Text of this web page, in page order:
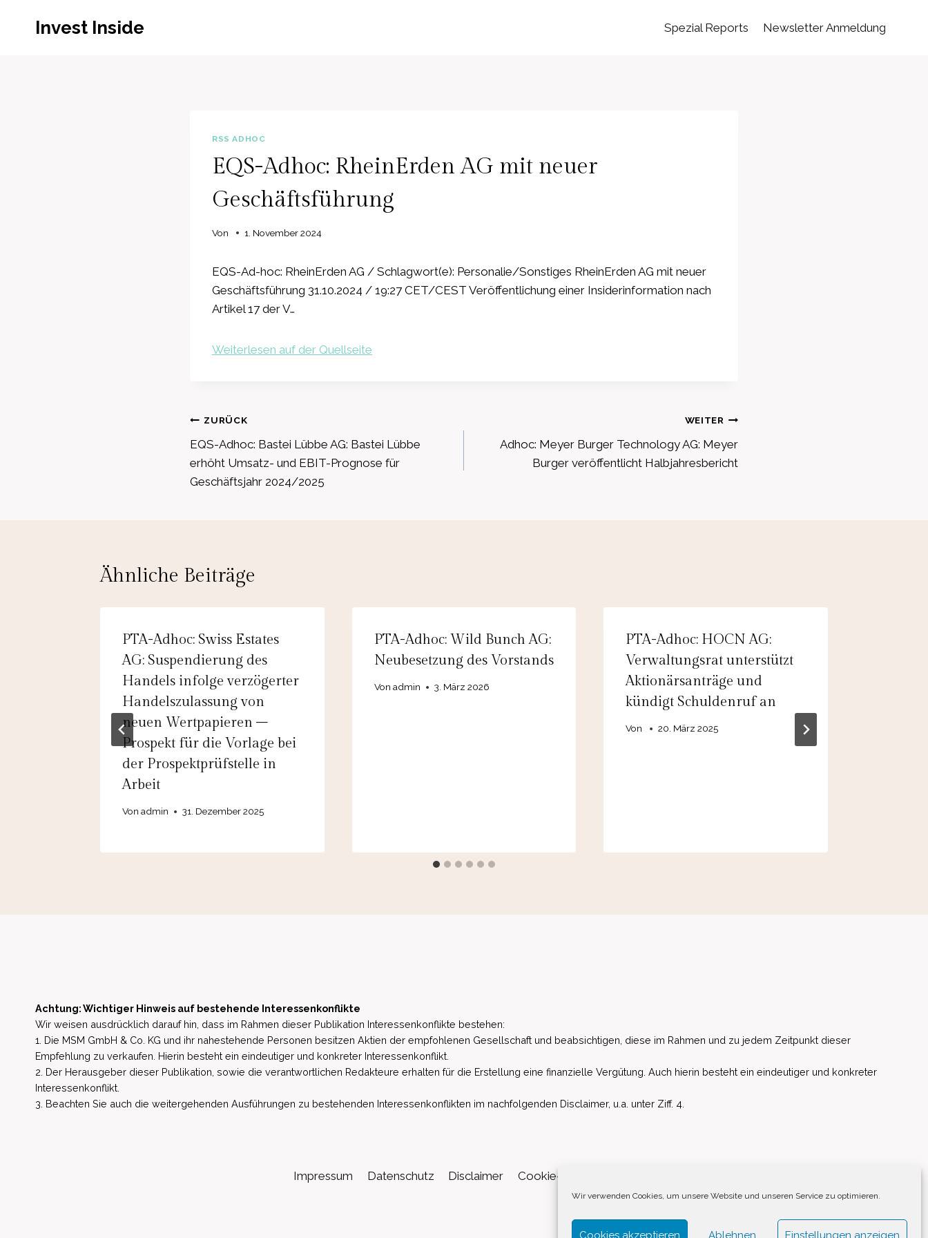
Wir verwenden Cookies, um unsere Website und unseren Service zu optimieren.
Cookies akzeptieren Ablehnen Einstellungen anzeigen
Invest Inside Spezial Reports Newsletter Anmeldung
RSS ADHOC
EQS-Adhoc: RheinErden AG mit neuer
Geschäftsführung
Von 1. November 2024
EQS-Ad-hoc: RheinErden AG / Schlagwort(e): Personalie/Sonstiges RheinErden AG mit neuer
Geschäftsführung 31.10.2024 / 19:27 CET/CEST Veröffentlichung einer Insiderinformation nach
Artikel 17 der V…
Weiterlesen auf der Quellseite
Beitragsnavigation
ZURÜCK
EQS-Adhoc: Bastei Lübbe AG: Bastei Lübbe
erhöht Umsatz- und EBIT-Prognose für
Geschäftsjahr 2024/2025
WEITER
Adhoc: Meyer Burger Technology AG: Meyer
Burger veröffentlicht Halbjahresbericht
Ähnliche Beiträge
PTA-Adhoc: Swiss Estates
AG: Suspendierung des
Handels infolge verzögerter
Handelszulassung von
neuen Wertpapieren –
Prospekt für die Vorlage bei
der Prospektprüfstelle in
Arbeit
Von admin 31. Dezember 2025
PTA-Adhoc: Wild Bunch AG:
Neubesetzung des Vorstands
Von admin 3. März 2026
PTA-Adhoc: HOCN AG:
Verwaltungsrat unterstützt
Aktionärsanträge und
kündigt Schuldenruf an
Von 20. März 2025
Achtung: Wichtiger Hinweis auf bestehende Interessenkonflikte
Wir weisen ausdrücklich darauf hin, dass im Rahmen dieser Publikation Interessenkonflikte bestehen:
1. Die MSM GmbH & Co. KG und ihr nahestehende Personen besitzen Aktien der empfohlenen Gesellschaft und beabsichtigen, diese im Rahmen und zu jedem Zeitpunkt dieser
Empfehlung zu verkaufen. Hierin besteht ein eindeutiger und konkreter Interessenkonflikt.
2. Der Herausgeber dieser Publikation, sowie die verantwortlichen Redakteure erhalten für die Erstellung eine finanzielle Vergütung. Auch hierin besteht ein eindeutiger und konkreter
Interessenkonflikt.
3. Beachten Sie auch die weitergehenden Ausführungen zu bestehenden Interessenkonflikten im nachfolgenden Disclaimer, u.a. unter Ziff. 4.
Impressum Datenschutz Disclaimer Cookie-Richtlinie (EU)